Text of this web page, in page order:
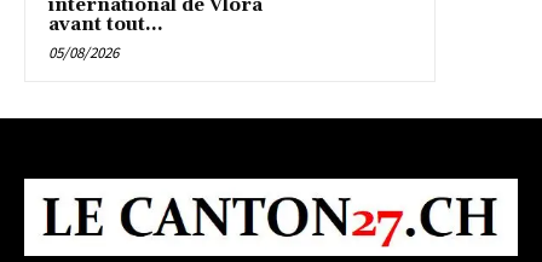
international de Vlora
avant tout...
05/08/2026